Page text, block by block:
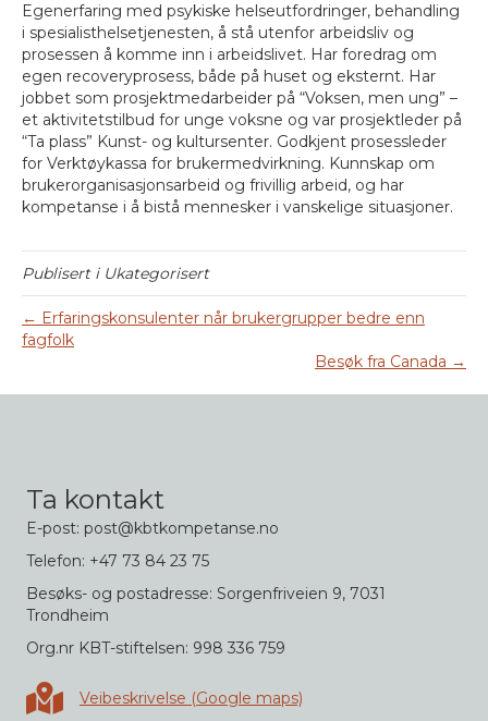
Egenerfaring med psykiske helseutfordringer, behandling
i spesialisthelsetjenesten, å stå utenfor arbeidsliv og
prosessen å komme inn i arbeidslivet. Har foredrag om
egen recoveryprosess, både på huset og eksternt. Har
jobbet som prosjektmedarbeider på “Voksen, men ung” –
et aktivitetstilbud for unge voksne og var prosjektleder på
“Ta plass” Kunst- og kultursenter. Godkjent prosessleder
for Verktøykassa for brukermedvirkning. Kunnskap om
brukerorganisasjonsarbeid og frivillig arbeid, og har
kompetanse i å bistå mennesker i vanskelige situasjoner.
Publisert i Ukategorisert
← Erfaringskonsulenter når brukergrupper bedre enn
fagfolk
Besøk fra Canada →
Ta kontakt
E-post: post@kbtkompetanse.no
Telefon: +47 73 84 23 75
Besøks- og postadresse: Sorgenfriveien 9, 7031
Trondheim
Org.nr KBT-stiftelsen: 998 336 759
Veibeskrivelse i Google maps
Veibeskrivelse (Google maps)